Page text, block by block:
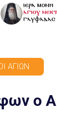
ΠΡΟΓΡΑΜΜΑ
ΒΙΝΤΕΟ
ΑΓΊΩΝ
ο